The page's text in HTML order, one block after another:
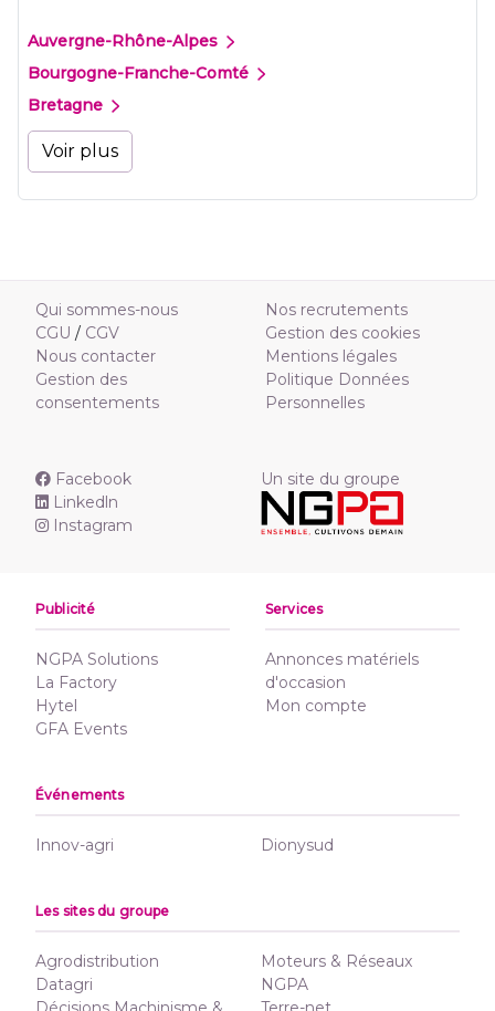
Auvergne-Rhône-Alpes
Bourgogne-Franche-Comté
Bretagne
Voir plus
Qui sommes-nous
CGU / CGV
Nous contacter
Gestion des
consentements
Nos recrutements
Gestion des cookies
Mentions légales
Politique Données
Personnelles
Facebook
Linkedln
Instagram
Un site du groupe
Publicité
NGPA Solutions
La Factory
Hytel
GFA Events
Services
Annonces matériels
d'occasion
Mon compte
Événements
Innov-agri Dionysud
Les sites du groupe
Agrodistribution
Datagri
Moteurs & Réseaux
NGPA